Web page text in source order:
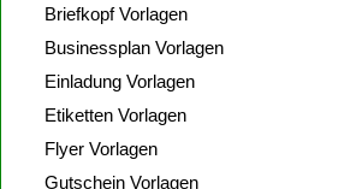
Briefkopf Vorlagen
Businessplan Vorlagen
Einladung Vorlagen
Etiketten Vorlagen
Flyer Vorlagen
Gutschein Vorlagen